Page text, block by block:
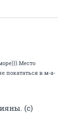
покататься в м-а-
(с)